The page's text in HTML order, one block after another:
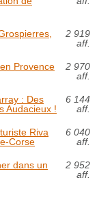
2 919
aff.
Provence
2 970
aff.
: Des
Audacieux !
6 144
aff.
Riva
Corse
6 040
aff.
dans un
2 952
aff.